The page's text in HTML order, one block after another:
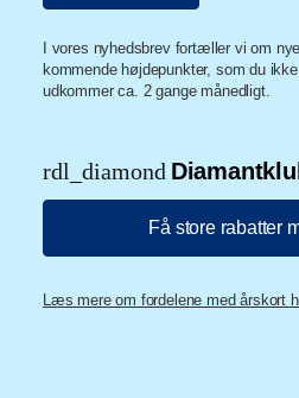
I vores nyhedsbrev fortæller vi om
kommende højdepunkter, som du
udkommer ca. 2 gange månedligt.
rdl_diamond
Få store rabatter
Læs mere om fordelene med årskort